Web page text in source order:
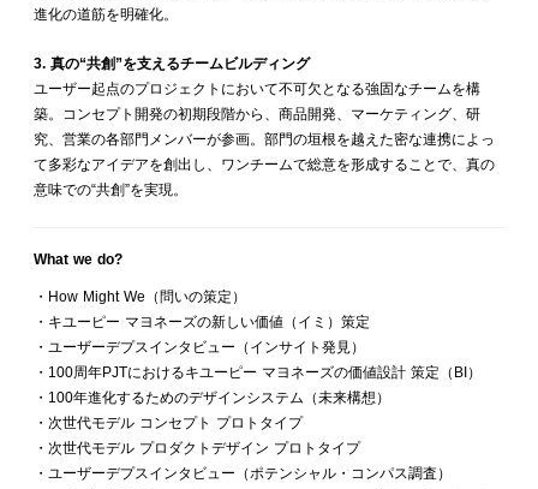
進化の道筋を明確化。
3. 真の“共創”を支えるチームビルディング
ユーザー起点のプロジェクトにおいて不可欠となる強固なチームを構
築。コンセプト開発の初期段階から、商品開発、マーケティング、研
究、営業の各部門メンバーが参画。部門の垣根を越えた密な連携によっ
て多彩なアイデアを創出し、ワンチームで総意を形成することで、真の
意味での“共創”を実現。
What we do?
・How Might We（問いの策定）
・キユーピー マヨネーズの新しい価値（イミ）策定
・ユーザーデプスインタビュー（インサイト発見）
・100周年PJTにおけるキユーピー マヨネーズの価値設計 策定（BI）
・100年進化するためのデザインシステム（未来構想）
・次世代モデル コンセプト プロトタイプ
・次世代モデル プロダクトデザイン プロトタイプ
・ユーザーデプスインタビュー（ポテンシャル・コンパス調査）